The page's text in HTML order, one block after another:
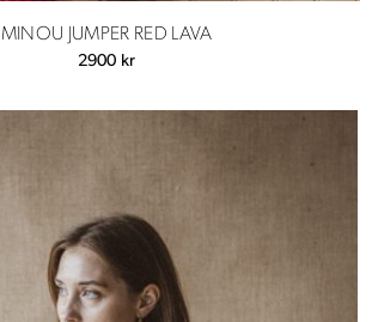
MINOU JUMPER RED LAVA
2900 kr